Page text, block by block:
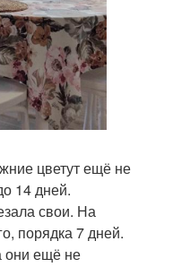
цветут ещё не
14 дней.
свои. На
порядка 7 дней.
они ещё не